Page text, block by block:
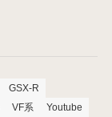
GSX-R
VF系 Youtube